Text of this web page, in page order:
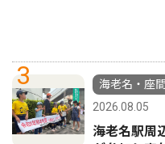
3
海老名・座
2026.08.05
海老名駅周